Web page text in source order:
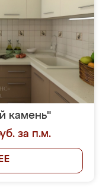
камень"
за п.м.